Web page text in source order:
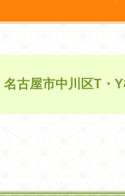
名古屋市中川区T・